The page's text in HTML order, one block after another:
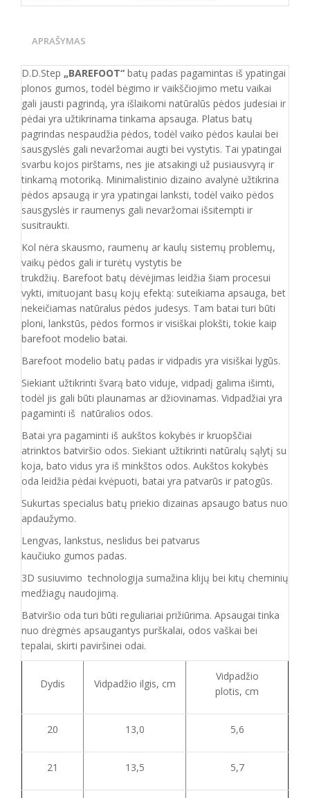
APRAŠYMAS
D.D.Step „BAREFOOT“ batų padas pagamintas iš ypatingai
plonos gumos, todėl bėgimo ir vaikščiojimo metu vaikai
gali jausti pagrindą, yra išlaikomi natūralūs pėdos judesiai ir
pėdai yra užtikrinama tinkama apsauga. Platus batų
pagrindas nespaudžia pėdos, todėl vaiko pėdos kaulai bei
sausgyslės gali nevaržomai augti bei vystytis. Tai ypatingai
svarbu kojos pirštams, nes jie atsakingi už pusiausvyrą ir
tinkamą motoriką. Minimalistinio dizaino avalynė užtikrina
pėdos apsaugą ir yra ypatingai lanksti, todėl vaiko pėdos
sausgyslės ir raumenys gali nevaržomai išsitempti ir
susitraukti.
Kol nėra skausmo, raumenų ar kaulų sistemų problemų,
vaikų pėdos gali ir turėtų vystytis be
trukdžių. Barefoot batų dėvėjimas leidžia šiam procesui
vykti, imituojant basų kojų efektą: suteikiama apsauga, bet
nekeičiamas natūralus pėdos judesys. Tam batai turi būti
ploni, lankstūs, pėdos formos ir visiškai plokšti, tokie kaip
barefoot modelio batai.
Barefoot modelio batų padas ir vidpadis yra visiškai lygūs.
Siekiant užtikrinti švarą bato viduje, vidpadį galima išimti,
todėl jis gali būti plaunamas ar džiovinamas. Vidpadžiai yra
pagaminti iš natūralios odos.
Batai yra pagaminti iš aukštos kokybės ir kruopščiai
atrinktos batviršio odos. Siekiant užtikrinti natūralų sąlytį su
koja, bato vidus yra iš minkštos odos. Aukštos kokybės
oda leidžia pėdai kvėpuoti, batai yra patvarūs ir patogūs.
Sukurtas specialus batų priekio dizainas apsaugo batus nuo
apdaužymo.
Lengvas, lankstus, neslidus bei patvarus
kaučiuko gumos padas.
3D susiuvimo technologija sumažina klijų bei kitų cheminių
medžiagų naudojimą.
Batviršio oda turi būti reguliariai prižiūrima. Apsaugai tinka
nuo drėgmės apsaugantys purškalai, odos vaškai bei
tepalai, skirti paviršinei odai.
Dydis Vidpadžio ilgis, cm
Vidpadžio
plotis, cm
20 13,0 5,6
21 13,5 5,7